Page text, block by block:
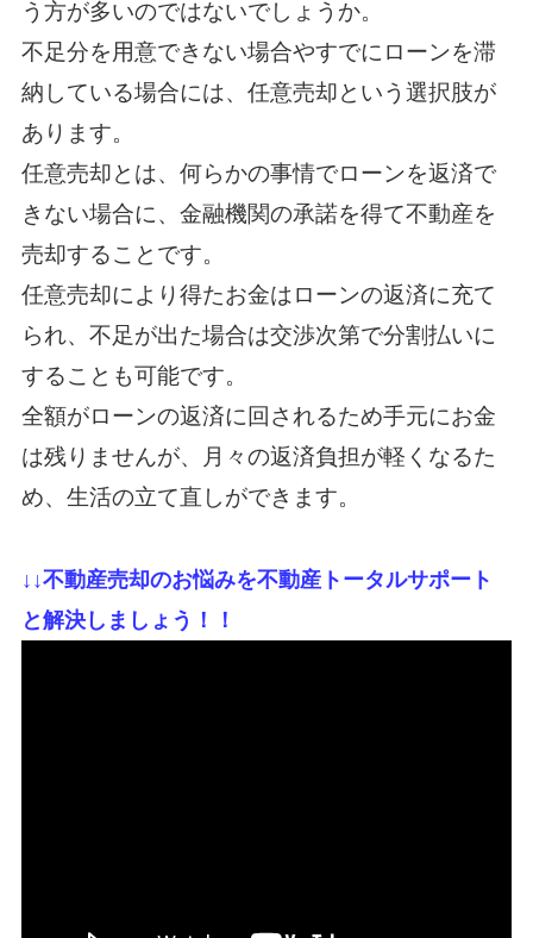
う方が多いのではないでしょうか。
不足分を用意できない場合やすでにローンを滞
納している場合には、任意売却という選択肢が
あります。
任意売却とは、何らかの事情でローンを返済で
きない場合に、金融機関の承諾を得て不動産を
売却することです。
任意売却により得たお金はローンの返済に充て
られ、不足が出た場合は交渉次第で分割払いに
することも可能です。
全額がローンの返済に回されるため手元にお金
は残りませんが、月々の返済負担が軽くなるた
め、生活の立て直しができます。
↓ ↓不動産売却のお悩みを不動産トータルサポート
と解決しましょう！！